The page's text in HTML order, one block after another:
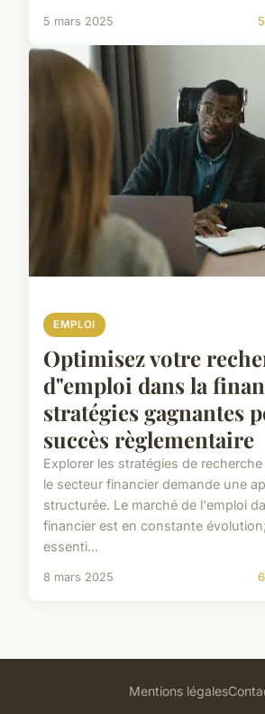
5 mars 2025
EMPLOI
Optimisez votre
d"emploi dans la
stratégies gagnantes
succès règlementaire
Explorer les stratégies de
le secteur financier demande une
structurée. Le marché de l'emploi
financier est en constante
essenti...
8 mars 2025
Mentions légales